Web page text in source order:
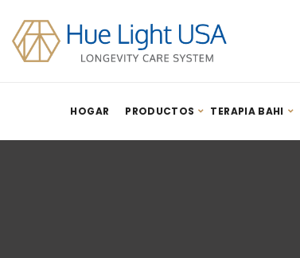
HOGAR PRODUCTOS TERAPIA BAHI